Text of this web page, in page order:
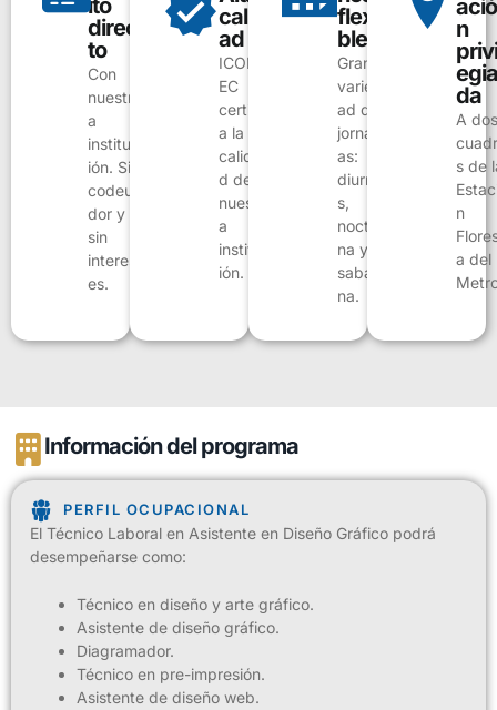
ito
direc
to
Con
nuestr
a
instituc
ión. Sin
codeu
dor y
sin
interes
es.
calid
ad
ICONT
EC
certific
a la
calida
d de
nuestr
a
instituc
ión.
flexi
bles
Gran
varied
ad de
jornad
as:
diurna
s,
noctur
na y
sabati
na.
ació
n
egia
da
A dos
s de
n
a del
Información del programa
PERFIL OCUPACIONAL
El Técnico Laboral en Asistente en Diseño Gráfico podrá
desempeñarse como:
Técnico en diseño y arte gráfico.
Asistente de diseño gráfico.
Diagramador.
Técnico en pre-impresión.
Asistente de diseño web.